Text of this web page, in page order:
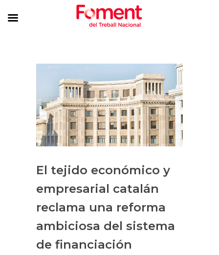
El tejido económico y
empresarial catalán
reclama una reforma
ambiciosa del sistema
de financiación